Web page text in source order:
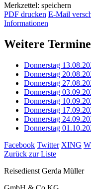
Merkzettel: speichern
PDF drucken E-Mail
Informationen
Weitere Termine
Donnerstag
Donnerstag
Donnerstag
Donnerstag
Donnerstag
Donnerstag
Donnerstag
Donnerstag
Facebook Twitter XING
Zurück zur Liste
Reisedienst Gerda Müller